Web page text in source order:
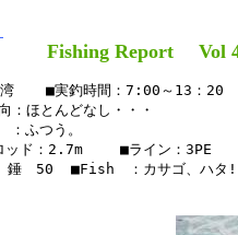
Fishing Report Vol
　  ■実釣時間：7:00～13：20
ほとんどなし・・・
ふつう。
ド：2.7m 　　■ライン：3PE
錘　50  ■Fish　：カサゴ、ハタ!